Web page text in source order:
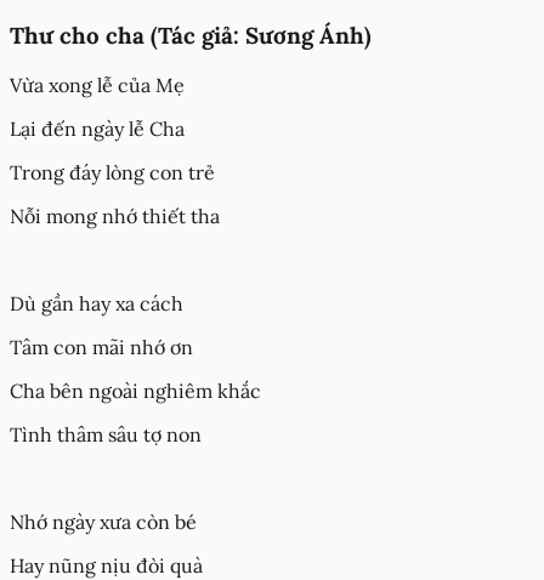
Thư cho cha (Tác giả: Sương Ánh)
Vừa xong lễ của Mẹ
Lại đến ngày lễ Cha
Trong đáy lòng con trẻ
Nỗi mong nhớ thiết tha
Dù gần hay xa cách
Tâm con mãi nhớ ơn
Cha bên ngoài nghiêm khắc
Tình thâm sâu tợ non
Nhớ ngày xưa còn bé
Hay nũng nịu đòi quà